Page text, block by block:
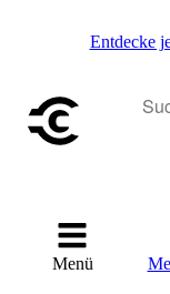
Entdecke
Menü